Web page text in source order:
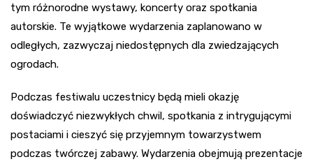
tym różnorodne wystawy, koncerty oraz spotkania
autorskie. Te wyjątkowe wydarzenia zaplanowano w
odległych, zazwyczaj niedostępnych dla zwiedzających
ogrodach.
Podczas festiwalu uczestnicy będą mieli okazję
doświadczyć niezwykłych chwil, spotkania z intrygującymi
postaciami i cieszyć się przyjemnym towarzystwem
podczas twórczej zabawy. Wydarzenia obejmują prezentacje